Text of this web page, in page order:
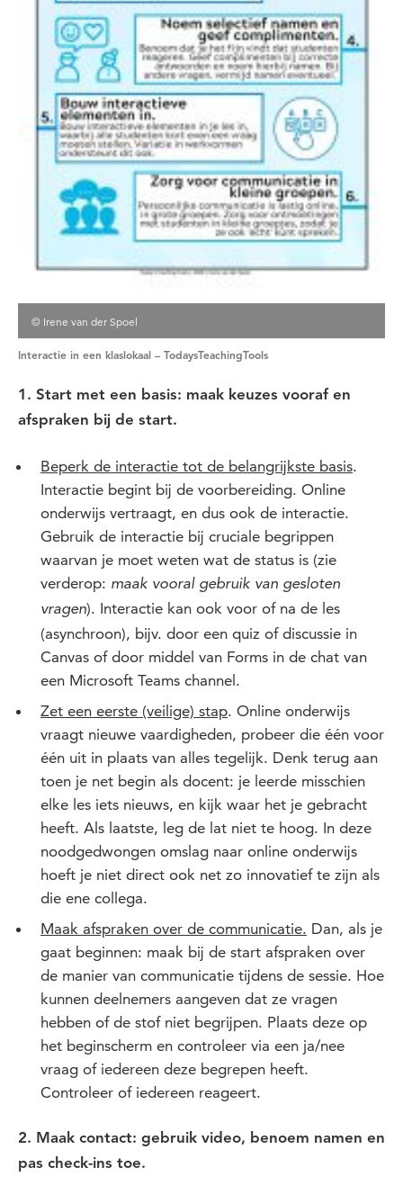
© Irene van der Spoel
Interactie in een klaslokaal – TodaysTeachingTools
1. Start met een basis: maak keuzes vooraf en
afspraken bij de start.
Beperk de interactie tot de belangrijkste basis.
Interactie begint bij de voorbereiding. Online
onderwijs vertraagt, en dus ook de interactie.
Gebruik de interactie bij cruciale begrippen
waarvan je moet weten wat de status is (zie
verderop: maak vooral gebruik van gesloten
vragen). Interactie kan ook voor of na de les
(asynchroon), bijv. door een quiz of discussie in
Canvas of door middel van Forms in de chat van
een Microsoft Teams channel.
Zet een eerste (veilige) stap. Online onderwijs
vraagt nieuwe vaardigheden, probeer die één voor
één uit in plaats van alles tegelijk. Denk terug aan
toen je net begin als docent: je leerde misschien
elke les iets nieuws, en kijk waar het je gebracht
heeft. Als laatste, leg de lat niet te hoog. In deze
noodgedwongen omslag naar online onderwijs
hoeft je niet direct ook net zo innovatief te zijn als
die ene collega.
Maak afspraken over de communicatie. Dan, als je
gaat beginnen: maak bij de start afspraken over
de manier van communicatie tijdens de sessie. Hoe
kunnen deelnemers aangeven dat ze vragen
hebben of de stof niet begrijpen. Plaats deze op
het beginscherm en controleer via een ja/nee
vraag of iedereen deze begrepen heeft.
Controleer of iedereen reageert.
2. Maak contact: gebruik video, benoem namen en
pas check-ins toe.